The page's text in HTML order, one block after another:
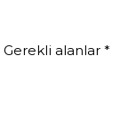
Gerekli alanlar *